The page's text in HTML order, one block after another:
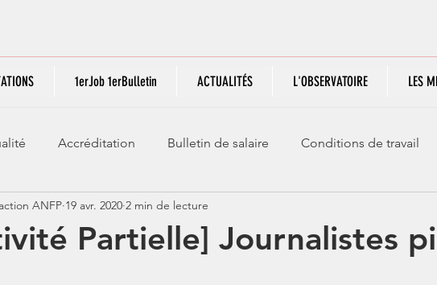
1erJob 1erBulletin ACTUALITÉS L'OBSERVATOIRE LES
Accréditation Bulletin de salaire Conditions de travail
19 Jurisprudence Rémunération
Partielle] Journalistes
ANFP 19 avr. 2020 2 min de lecture